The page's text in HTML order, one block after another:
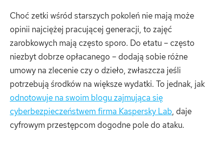
Choć zetki wśród starszych pokoleń nie mają może
opinii najciężej pracującej generacji, to zajęć
zarobkowych mają często sporo. Do etatu – często
niezbyt dobrze opłacanego – dodają sobie różne
umowy na zlecenie czy o dzieło, zwłaszcza jeśli
potrzebują środków na większe wydatki. To jednak, jak
odnotowuje na swoim blogu zajmująca się
cyberbezpieczeństwem firma Kaspersky Lab, daje
cyfrowym przestępcom dogodne pole do ataku.